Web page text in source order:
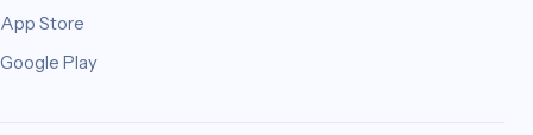
App Store
Google Play